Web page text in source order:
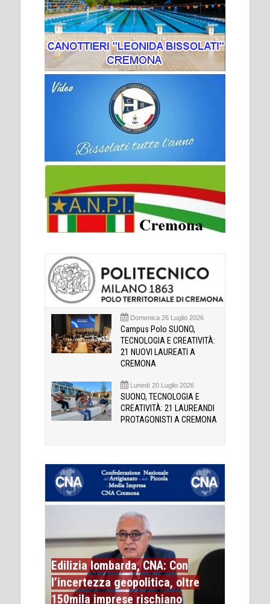
Domenica 26 Luglio 2026
Campus Polo SUONO,
TECNOLOGIA E CREATIVITÀ:
21 NUOVI LAUREATI A
CREMONA
Lunedì 20 Luglio 2026
SUONO, TECNOLOGIA E
CREATIVITÀ: 21 LAUREANDI
PROTAGONISTI A CREMONA
Edilizia lombarda, CNA: Con
l’incertezza geopolitica, oltre
150mila imprese rischiano